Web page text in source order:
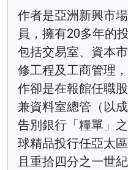
作者是亞洲新興市
員，擁有20多年的
包括交易室、資本
修工程及工商管理
作卻是在報館任職
兼資料室總管（以
告別銀行「糧單」
球精品投行任亞太
且重拾四分之一世